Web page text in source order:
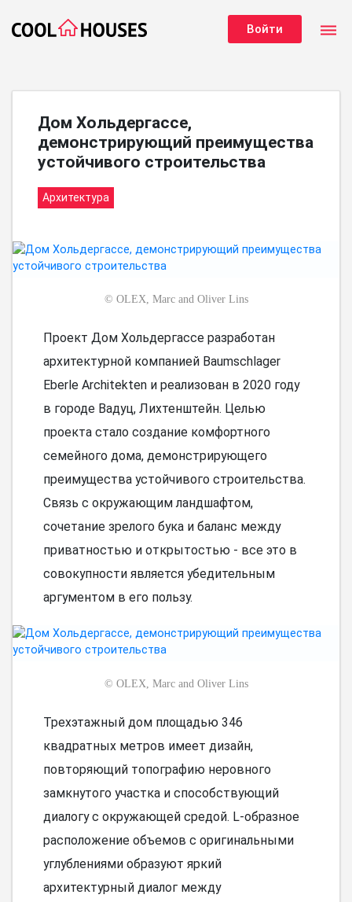
Войти dehaze
Дом Хольдергассе,
демонстрирующий преимущества
устойчивого строительства
Архитектура
© OLEX, Marc and Oliver Lins
Проект Дом Хольдергассе разработан
архитектурной компанией Baumschlager
Eberle Architekten и реализован в 2020 году
в городе Вадуц, Лихтенштейн. Целью
проекта стало создание комфортного
семейного дома, демонстрирующего
преимущества устойчивого строительства.
Связь с окружающим ландшафтом,
сочетание зрелого бука и баланс между
приватностью и открытостью - все это в
совокупности является убедительным
аргументом в его пользу.
© OLEX, Marc and Oliver Lins
Трехэтажный дом площадью 346
квадратных метров имеет дизайн,
повторяющий топографию неровного
замкнутого участка и способствующий
диалогу с окружающей средой. L-образное
расположение объемов с оригинальными
углублениями образуют яркий
архитектурный диалог между